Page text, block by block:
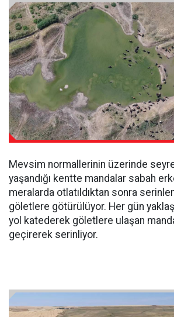
Mevsim normallerinin üzerinde
yaşandığı kentte mandalar sabah
meralarda otlatıldıktan sonra
göletlere götürülüyor. Her gün
yol katederek göletlere ulaşan
geçirerek serinliyor.